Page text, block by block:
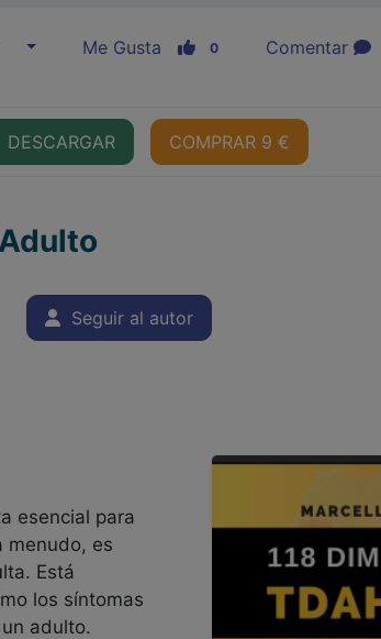
Me Gusta 0 Comentar
DESCARGAR COMPRAR 9 €
Seguir al autor
esencial para
menudo, es
Está
los síntomas
adulto.